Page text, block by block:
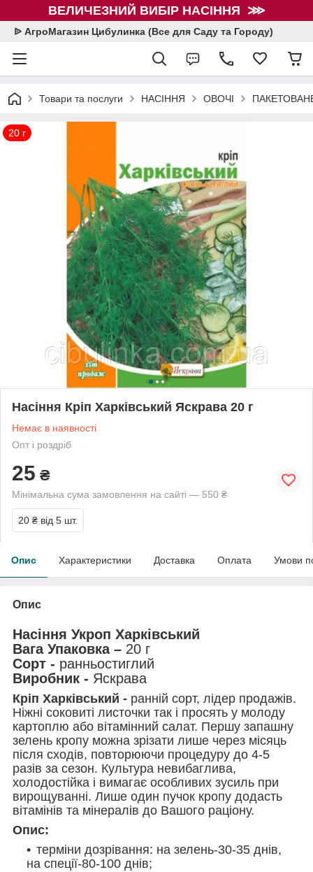
ВЕЛИЧЕЗНИЙ ВИБІР НАСІННЯ ⋙
ᐉ АгроМагазин Цибулинка (Все для Саду та Городу)
Товари та послуги НАСІННЯ ОВОЧІ
20 г
Насіння Кріп Харківський Яскрава 20 г
Немає в наявності
Опт і роздріб
25 ₴
Мінімальна сума замовлення на сайті — 550 ₴
20 ₴ від 5 шт.
Опис Характеристики Доставка Оплата Умови
Опис
Насіння Укроп Харківський
Вага Упаковка – 20 г
Сорт - ранньостиглий
Виробник - Яскрава
Кріп Харківський - ранній сорт, лідер продажів.
Ніжні соковиті листочки так і просять у молоду
картоплю або вітамінний салат. Першу запашну
зелень кропу можна зрізати лише через місяць
після сходів, повторюючи процедуру до 4-5
разів за сезон. Культура невибаглива,
холодостійка і вимагає особливих зусиль при
вирощуванні. Лише один пучок кропу додасть
вітамінів та мінералів до Вашого раціону.
Опис:
терміни дозрівання: на зелень-30-35 днів,
на спеції-80-100 днів;